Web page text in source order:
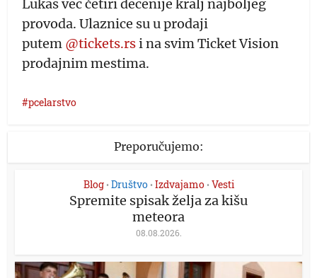
Lukas već četiri decenije kralj najboljeg
provoda. Ulaznice su u prodaji
putem @tickets.rsi na svim Ticket Vision
prodajnim mestima.
pcelarstvo
Preporučujemo:
Blog • Društvo • Izdvajamo • Vesti
Spremite spisak želja za kišu
meteora
08.08.2026.